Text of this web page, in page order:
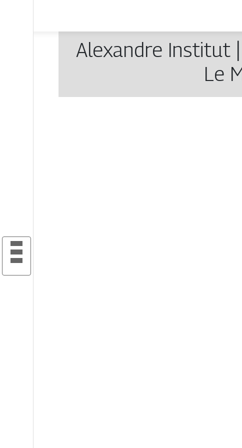
Alexandre Institut
Le